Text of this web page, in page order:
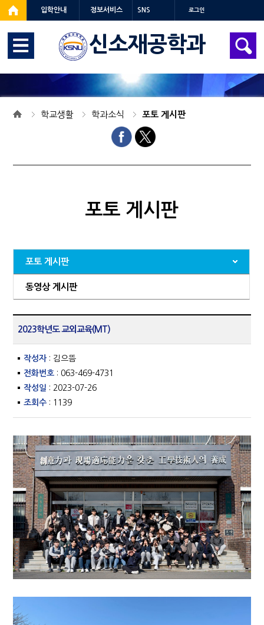
입학안내 정보서비스 SNS 로그인
신소재공학과
학교생활 학과소식 포토 게시판
포토 게시판
포토 게시판
동영상 게시판
2023학년도 교외교육(MT)
작성자 : 김으뜸
전화번호 : 063-469-4731
작성일 : 2023-07-26
조회수 : 1139